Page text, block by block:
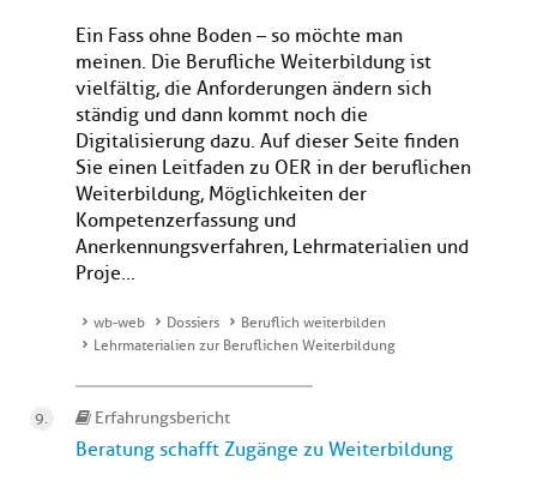
Ein Fass ohne Boden – so möchte man
meinen. Die Berufliche Weiterbildung ist
vielfältig, die Anforderungen ändern sich
ständig und dann kommt noch die
Digitalisierung dazu. Auf dieser Seite finden
Sie einen Leitfaden zu OER in der beruflichen
Weiterbildung, Möglichkeiten der
Kompetenzerfassung und
Anerkennungsverfahren, Lehrmaterialien und
Proje...
wb-web Dossiers
Beruflich weiterbilden
Lehrmaterialien zur Beruflichen Weiterbildung
Erfahrungsbericht
Beratung schafft Zugänge zu Weiterbildung